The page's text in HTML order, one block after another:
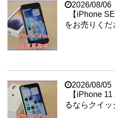
2026/08/06
【iPhone
をお売りく
2026/08/05
【iPhone
るならクイ